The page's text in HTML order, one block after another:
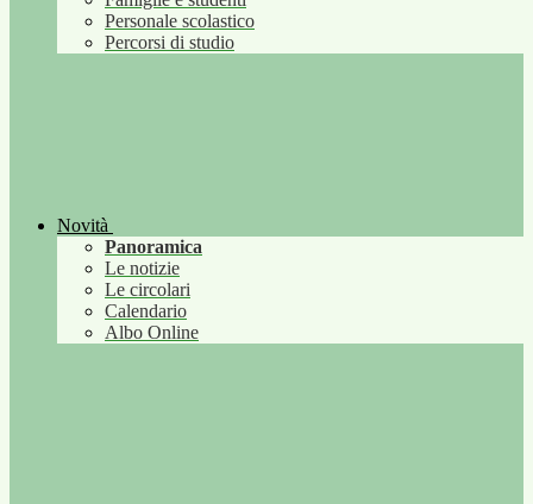
Personale scolastico
Percorsi di studio
Novità
Panoramica
Le notizie
Le circolari
Calendario
Albo Online